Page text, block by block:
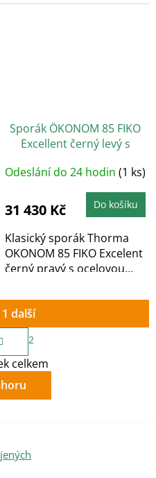
Sporák ÖKONOM 85 FIKO
Excellent černý levý s
Odeslání do 24 hodin (1 ks)
31 430 Kč Do košíku
Klasický sporák Thorma
OKONOM 85 FIKO Excelent
černý pravý s ocelovou
O
v
l
á
í
p
další
S
t
r
á
n
k
o
í
2
celkem